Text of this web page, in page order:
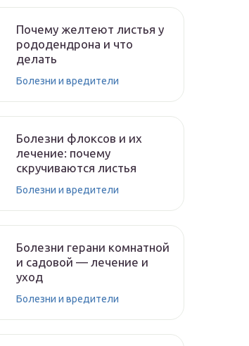
Почему желтеют листья у
рододендрона и что
делать
Болезни и вредители
Болезни флоксов и их
лечение: почему
скручиваются листья
Болезни и вредители
Болезни герани комнатной
и садовой — лечение и
уход
Болезни и вредители